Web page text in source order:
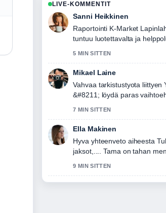
LIVE-KOMMENTIT
Sanni Heikkinen
Raportointi K-Market
tuntuu luotettavalta ja
5 MIN SITTEN
Mikael Laine
Vahvaa tarkistustyota liittyen
&#8211; löydä paras
7 MIN SITTEN
Ella Makinen
Hyva yhteenveto aiheesta
jaksot,.... Tama on tahan
9 MIN SITTEN